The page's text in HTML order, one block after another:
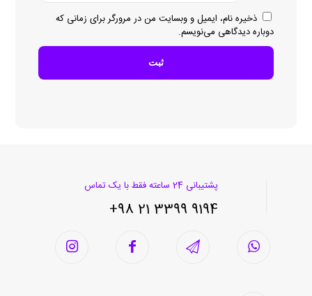
ذخیره نام، ایمیل و وبسایت من در مرورگر برای زمانی که
دوباره دیدگاهی می‌نویسم.
پشتیبانی 24 ساعته فقط با یک تماس
9194 3399 21 98+